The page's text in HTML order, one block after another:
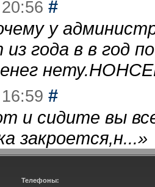
#
у
года в в год
#
и сидите вы
закроется,н...»
Телефоны: